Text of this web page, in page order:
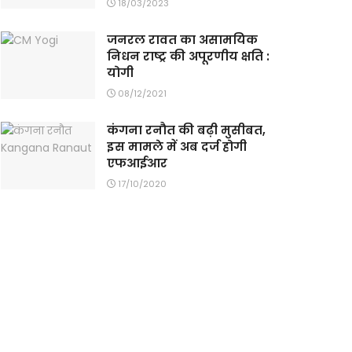
18/03/2023
जनरल रावत का असामयिक
निधन राष्ट्र की अपूरणीय क्षति :
योगी
08/12/2021
कंगना रनौत की बढ़ी मुसीबत,
इस मामले में अब दर्ज होगी
एफआईआर
17/10/2020